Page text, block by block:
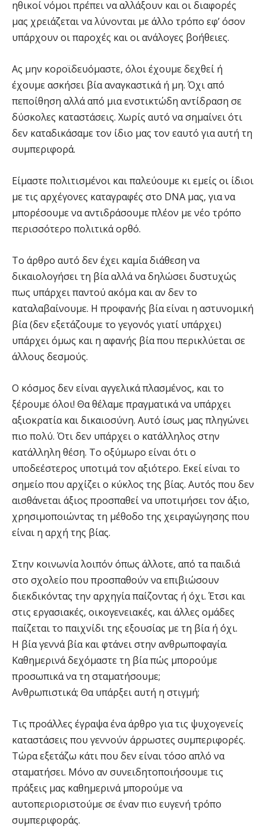
ηθικοί νόμοι πρέπει να αλλάξουν και οι διαφορές
μας χρειάζεται να λύνονται με άλλο τρόπο εφ’ όσον
υπάρχουν οι παροχές και οι ανάλογες βοήθειες.
Ας μην κοροϊδευόμαστε, όλοι έχουμε δεχθεί ή
έχουμε ασκήσει βία αναγκαστικά ή μη. Όχι από
πεποίθηση αλλά από μια ενστικτώδη αντίδραση σε
δύσκολες καταστάσεις. Χωρίς αυτό να σημαίνει ότι
δεν καταδικάσαμε τον ίδιο μας τον εαυτό για αυτή τη
συμπεριφορά.
Είμαστε πολιτισμένοι και παλεύουμε κι εμείς οι ίδιοι
με τις αρχέγονες καταγραφές στο DNA μας, για να
μπορέσουμε να αντιδράσουμε πλέον με νέο τρόπο
περισσότερο πολιτικά ορθό.
Το άρθρο αυτό δεν έχει καμία διάθεση να
δικαιολογήσει τη βία αλλά να δηλώσει δυστυχώς
πως υπάρχει παντού ακόμα και αν δεν το
καταλαβαίνουμε. Η προφανής βία είναι η αστυνομική
βία (δεν εξετάζουμε το γεγονός γιατί υπάρχει)
υπάρχει όμως και η αφανής βία που περικλύεται σε
άλλους δεσμούς.
Ο κόσμος δεν είναι αγγελικά πλασμένος, και το
ξέρουμε όλοι! Θα θέλαμε πραγματικά να υπάρχει
αξιοκρατία και δικαιοσύνη. Αυτό ίσως μας πληγώνει
πιο πολύ. Ότι δεν υπάρχει ο κατάλληλος στην
κατάλληλη θέση. Το οξύμωρο είναι ότι ο
υποδεέστερος υποτιμά τον αξιότερο. Εκεί είναι το
σημείο που αρχίζει ο κύκλος της βίας. Αυτός που δεν
αισθάνεται άξιος προσπαθεί να υποτιμήσει τον άξιο,
χρησιμοποιώντας τη μέθοδο της χειραγώγησης που
είναι η αρχή της βίας.
Στην κοινωνία λοιπόν όπως άλλοτε, από τα παιδιά
στο σχολείο που προσπαθούν να επιβιώσουν
διεκδικόντας την αρχηγία παίζοντας ή όχι. Έτσι και
στις εργασιακές, οικογενειακές, και άλλες ομάδες
παίζεται το παιχνίδι της εξουσίας με τη βία ή όχι.
Η βία γεννά βία και φτάνει στην ανθρωποφαγία.
Καθημερινά δεχόμαστε τη βία πώς μπορούμε
προσωπικά να τη σταματήσουμε;
Ανθρωπιστικά; Θα υπάρξει αυτή η στιγμή;
Τις προάλλες έγραψα ένα άρθρο για τις ψυχογενείς
καταστάσεις που γεννούν άρρωστες συμπεριφορές.
Τώρα εξετάζω κάτι που δεν είναι τόσο απλό να
σταματήσει. Μόνο αν συνειδητοποιήσουμε τις
πράξεις μας καθημερινά μπορούμε να
αυτοπεριοριστούμε σε έναν πιο ευγενή τρόπο
συμπεριφοράς.